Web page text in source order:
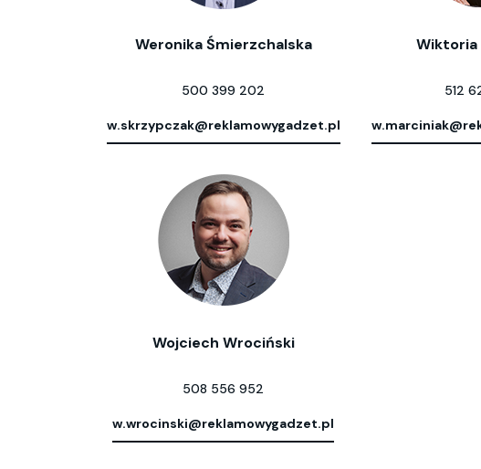
Weronika Śmierzchalska
500 399 202
w.skrzypczak@reklamowygadzet.pl
Wiktoria
512
Wojciech Wrociński
508 556 952
w.wrocinski@reklamowygadzet.pl